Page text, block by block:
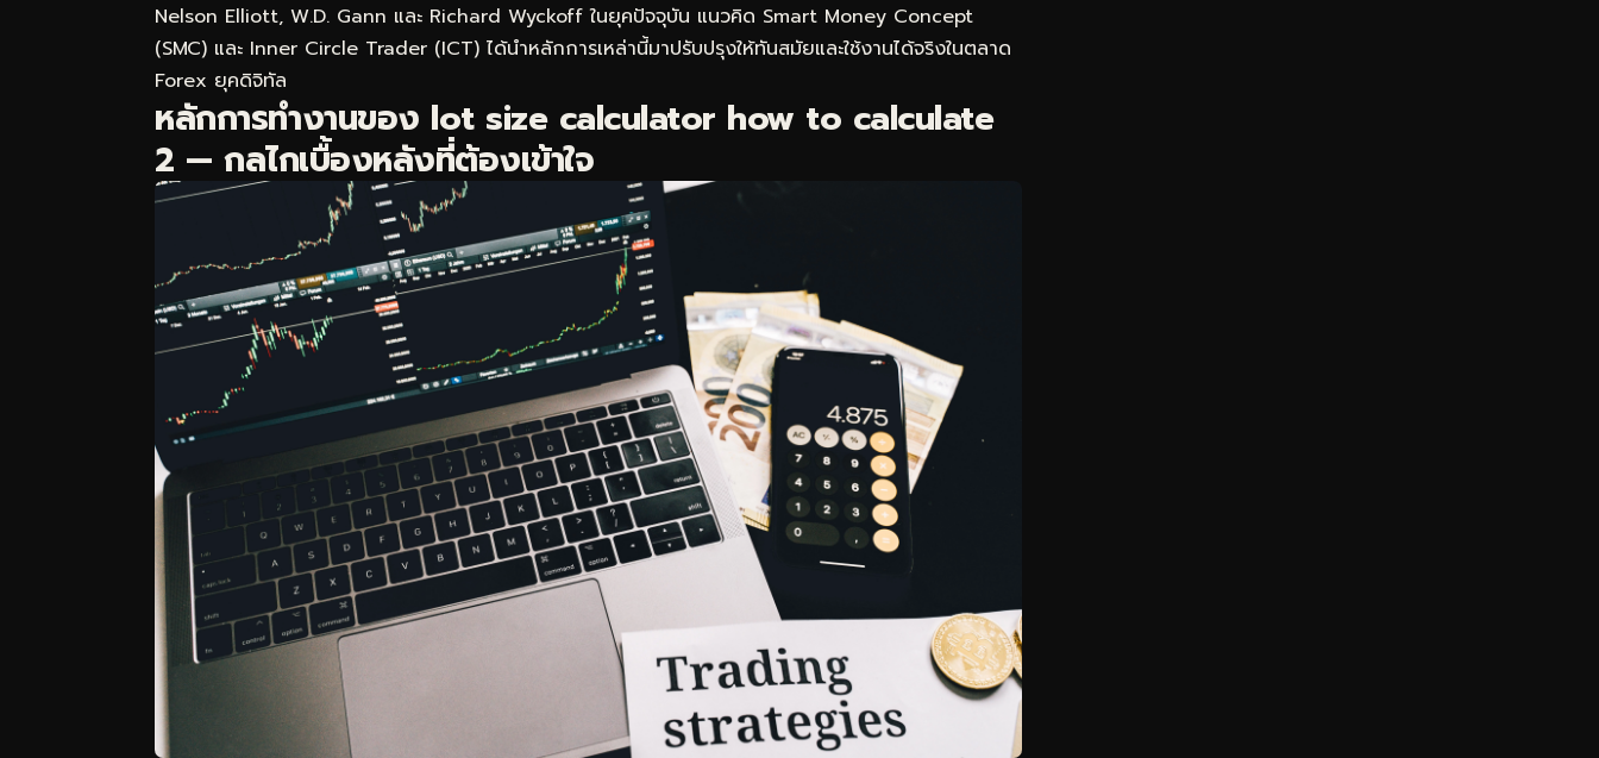
Nelson Elliott, W.D. Gann และ Richard Wyckoff ในยุคปัจจุบัน แนวคิด Smart Money Concept
(SMC) และ Inner Circle Trader (ICT) ได้นำหลักการเหล่านี้มาปรับปรุงให้ทันสมัยและใช้งานได้จริงในตลาด
Forex ยุคดิจิทัล
หลักการทำงานของ lot size calculator how to calculate
2 — กลไกเบื้องหลังที่ต้องเข้าใจ